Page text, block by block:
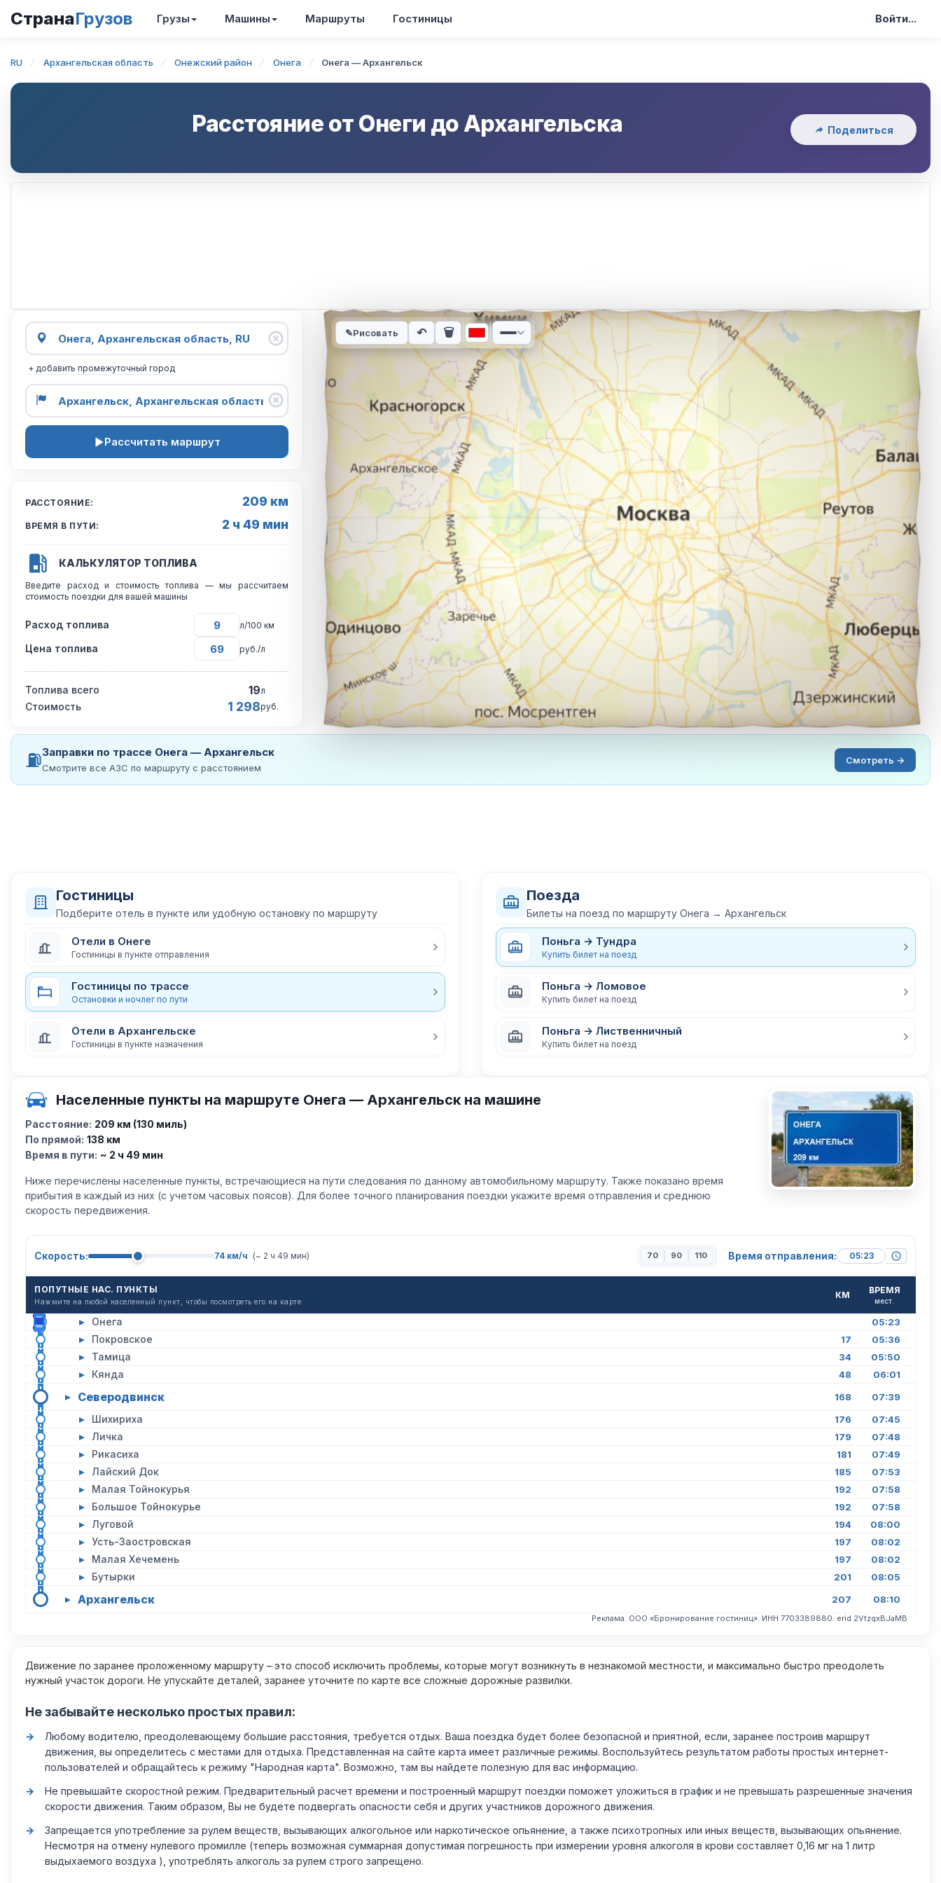
СтранаГрузов Грузы Машины Маршруты Гостиницы Войти...
RU Архангельская область Онежский район Онега Онега — Архангельск
Расстояние от Онеги доАрхангельска Поделиться
+ добавить промежуточный город
Рассчитать маршрут
РАССТОЯНИЕ: 209 км
ВРЕМЯ В ПУТИ: 2 ч 49 мин
КАЛЬКУЛЯТОР ТОПЛИВА
Введите расход и стоимость топлива — мы рассчитаем
стоимость поездки для вашей машины
Расход топлива л/100 км
Цена топлива руб./л
Топлива всего 19л
Стоимость 1 298руб.
Интерактивная карта автомобильного маршрута из города Онега в город Архангельск.
✎Рисовать ↶ 🗑
⛽Заправки по трассе Онега — Архангельск
Смотрите все АЗС по маршруту с расстоянием
Смотреть →
Гостиницы
Подберите отель в пункте или удобную остановку по маршруту
Отели в Онеге
Гостиницы в пункте отправления
Гостиницы по трассе
Остановки и ночлег по пути
Отели в Архангельске
Гостиницы в пункте назначения
Поезда
Билеты на поезд по маршруту Онега → Архангельск
Поньга → Тундра
Купить билет на поезд
Поньга → Ломовое
Купить билет на поезд
Поньга → Лиственничный
Купить билет на поезд
Населенные пункты на маршруте Онега — Архангельск на машине
Расстояние: 209 км (130 миль)
По прямой: 138 км
Время в пути: ~ 2 ч 49 мин
Ниже перечислены населенные пункты, встречающиеся на пути следования по данному автомобильному маршруту. Также показано время
прибытия в каждый из них (с учетом часовых поясов). Для более точного планирования поездки укажите время отправления и среднюю
скорость передвижения.
Скорость: 74 км/ч (~ 2 ч 49 мин) 70 90 110 Время отправления:
ПОПУТНЫЕ НАС. ПУНКТЫ
Нажмите на любой населенный пункт, чтобы посмотреть его на карте
КМ ВРЕМЯ
мест.
▸ Онега 05:23
▸ Покровское 17 05:36
▸ Тамица 34 05:50
▸ Кянда 48 06:01
▸ Северодвинск 168 07:39
▸ Шихириха 176 07:45
▸ Личка 179 07:48
▸ Рикасиха 181 07:49
▸ Лайский Док 185 07:53
▸ Малая Тойнокурья 192 07:58
▸ Большое Тойнокурье 192 07:58
▸ Луговой 194 08:00
▸ Усть-Заостровская 197 08:02
▸ Малая Хечемень 197 08:02
▸ Бутырки 201 08:05
▸ Архангельск 207 08:10
Реклама. ООО «Бронирование гостиниц». ИНН 7703389880. erid 2VtzqxBJaMB
Движение по заранее проложенному маршруту – это способ исключить проблемы, которые могут возникнуть в незнакомой местности, и максимально быстро преодолеть
нужный участок дороги. Не упускайте деталей, заранее уточните по карте все сложные дорожные развилки.
Не забывайте несколько простых правил:
Любому водителю, преодолевающему большие расстояния, требуется отдых. Ваша поездка будет более безопасной и приятной, если, заранее построив маршрут
движения, вы определитесь с местами для отдыха. Представленная на сайте карта имеет различные режимы. Воспользуйтесь результатом работы простых интернет-
пользователей и обращайтесь к режиму "Народная карта". Возможно, там вы найдете полезную для вас информацию.
Не превышайте скоростной режим. Предварительный расчет времени и построенный маршрут поездки поможет уложиться в график и не превышать разрешенные значения
скорости движения. Таким образом, Вы не будете подвергать опасности себя и других участников дорожного движения.
Запрещается употребление за рулем веществ, вызывающих алкогольное или наркотическое опьянение, а также психотропных или иных веществ, вызывающих опьянение.
Несмотря на отмену нулевого промилле (теперь возможная суммарная допустимая погрешность при измерении уровня алкоголя в крови составляет 0,16 мг на 1 литр
выдыхаемого воздуха ), употреблять алкоголь за рулем строго запрещено.